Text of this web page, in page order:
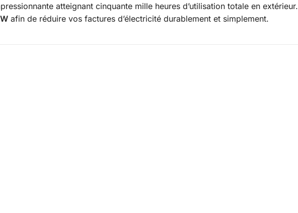
atteignant cinquante mille heures d’utilisation totale en extérieur.
afin de réduire vos factures d’électricité durablement et simplement.